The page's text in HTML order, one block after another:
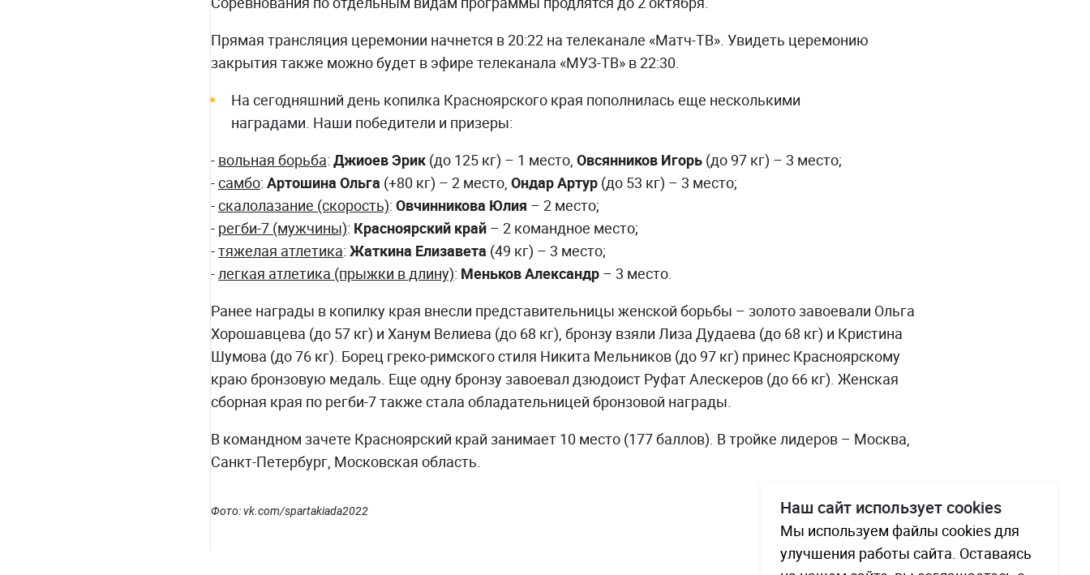
Прямая трансляция церемонии начнется в 20:22 на телеканале «Матч-ТВ». Увидеть церемонию
закрытия также можно будет в эфире телеканала «МУЗ-ТВ» в 22:30.
На сегодняшний день копилка Красноярского края пополнилась еще несколькими
наградами. Наши победители и призеры:
- вольная борьба: Джиоев Эрик (до 125 кг) – 1 место, Овсянников Игорь (до 97 кг) – 3 место;
-самбо: Артошина Ольга (+80 кг) – 2 место, Ондар Артур (до 53 кг) – 3 место;
-скалолазание (скорость): Овчинникова Юлия – 2 место;
- регби-7 (мужчины): Красноярский край – 2 командное место;
-тяжелая атлетика: Жаткина Елизавета (49 кг) – 3 место;
-легкая атлетика (прыжки в длину): Меньков Александр – 3 место.
Ранее награды в копилку края внесли представительницы женской борьбы – золото завоевали Ольга
Хорошавцева (до 57 кг) и Ханум Велиева (до 68 кг), бронзу взяли Лиза Дудаева (до 68 кг) и Кристина
Шумова (до 76 кг). Борец греко-римского стиля Никита Мельников (до 97 кг) принес Красноярскому
краю бронзовую медаль. Еще одну бронзу завоевал дзюдоист Руфат Алескеров (до 66 кг). Женская
сборная края по регби-7 также стала обладательницей бронзовой награды.
В командном зачете Красноярский край занимает 10 место (177 баллов). В тройке лидеров – Москва,
Санкт-Петербург, Московская область.
Фото: vk.com/spartakiada2022 Наш сайт использует cookies
Мы используем файлы cookies для
улучшения работы сайта. Оставаясь